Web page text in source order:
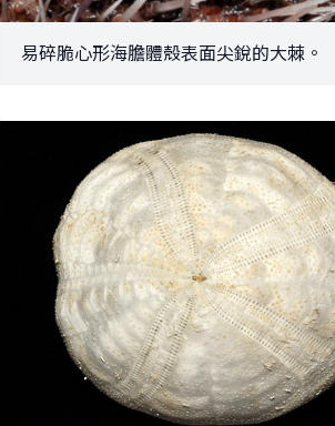
易碎脆心形海膽體殼表面尖銳的大棘。